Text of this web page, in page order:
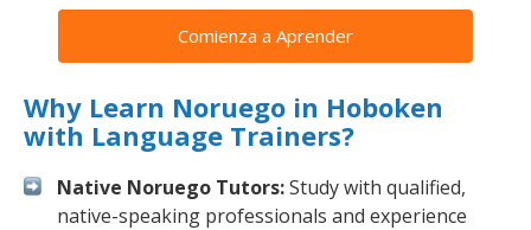
Comienza a Aprender
Why Learn Noruego in Hoboken
with Language Trainers?
Native Noruego Tutors:Study with qualified,
native-speaking professionals and experience